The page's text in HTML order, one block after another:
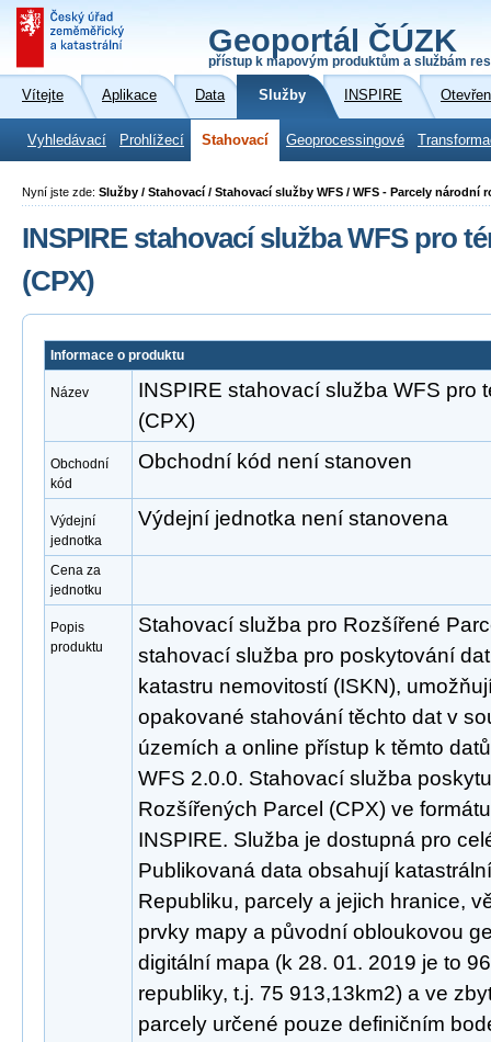
Geoportál ČÚZK
přístup k mapovým produktům a službám
Vítejte Aplikace Data Služby INSPIRE
Vyhledávací Prohlížecí Stahovací Geoprocessingové
Nyní jste zde: Služby / Stahovací / Stahovací služby WFS / WFS - Parcely národní
INSPIRE stahovací služba WFS pro
(CPX)
Informace o produktu
Název
INSPIRE stahovací služba WFS pro
(CPX)
Obchodní
kód
Obchodní kód není stanoven
Výdejní
jednotka
Výdejní jednotka není stanovena
Cena za
jednotku
Popis
produktu
Stahovací služba pro Rozšířené
stahovací služba pro poskytování
katastru nemovitostí (ISKN),
opakované stahování těchto dat v
územích a online přístup k těmto
WFS 2.0.0. Stahovací služba
Rozšířených Parcel (CPX) ve
INSPIRE. Služba je dostupná pro
Publikovaná data obsahují
Republiku, parcely a jejich hranice,
prvky mapy a původní obloukovou
digitální mapa (k 28. 01. 2019 je to
republiky, t.j. 75 913,13km2) a ve
parcely určené pouze definičním